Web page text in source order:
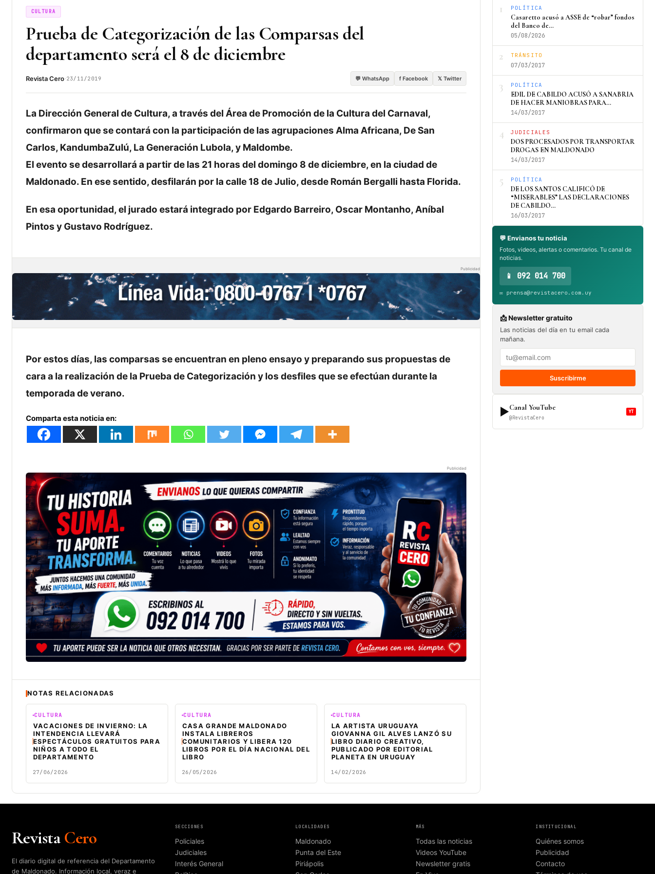
CULTURA
Prueba de Categorización de las Comparsas del
departamento será el 8 de diciembre
Revista Cero·23/11/2019 💬 WhatsApp f Facebook 𝕏 Twitter
La Dirección General de Cultura, a través del Área de Promoción de la Cultura del Carnaval,
confirmaron que se contará con la participación de las agrupaciones Alma Africana, De San
Carlos, KandumbaZulú, La Generación Lubola, y Maldombe.
El evento se desarrollará a partir de las 21 horas del domingo 8 de diciembre, en la ciudad de
Maldonado. En ese sentido, desfilarán por la calle 18 de Julio, desde Román Bergalli hasta Florida.
En esa oportunidad, el jurado estará integrado por Edgardo Barreiro, Oscar Montanho, Aníbal
Pintos y Gustavo Rodríguez.
Publicidad
Por estos días, las comparsas se encuentran en pleno ensayo y preparando sus propuestas de
cara a la realización de la Prueba de Categorización y los desfiles que se efectúan durante la
temporada de verano.
Comparta esta noticia en:
Publicidad
NOTAS RELACIONADAS
CULTURA
VACACIONES DE INVIERNO: LA
INTENDENCIA LLEVARÁ
ESPECTÁCULOS GRATUITOS PARA
NIÑOS A TODO EL
DEPARTAMENTO
27/06/2026
CULTURA
CASA GRANDE MALDONADO
INSTALA LIBREROS
COMUNITARIOS Y LIBERA 120
LIBROS POR EL DÍA NACIONAL DEL
LIBRO
26/05/2026
CULTURA
LA ARTISTA URUGUAYA
GIOVANNA GIL ALVES LANZÓ SU
LIBRO DIARIO CREATIVO,
PUBLICADO POR EDITORIAL
PLANETA EN URUGUAY
14/02/2026
1 POLÍTICA
Casaretto acusó a ASSE de “robar” fondos
del Banco de…
05/08/2026
2 TRÁNSITO
07/03/2017
3 POLÍTICA
EDIL DE CABILDO ACUSÓ A SANABRIA
DE HACER MANIOBRAS PARA…
14/03/2017
4 JUDICIALES
DOS PROCESADOS POR TRANSPORTAR
DROGAS EN MALDONADO
14/03/2017
5 POLÍTICA
DE LOS SANTOS CALIFICÓ DE
“MISERABLES” LAS DECLARACIONES
DE CABILDO…
16/03/2017
💬 Envianos tu noticia
Fotos, videos, alertas o comentarios. Tu canal de
noticias.
📱 092 014 700
✉️ prensa@revistacero.com.uy
📩 Newsletter gratuito
Las noticias del día en tu email cada
mañana.
Suscribirme
▶Canal YouTube
@RevistaCero
YT
RevistaCero
El diario digital de referencia del Departamento
de Maldonado. Información local, veraz e
SECCIONES
Policiales
Judiciales
Interés General
LOCALIDADES
Maldonado
Punta del Este
Piriápolis
MÁS
Todas las noticias
Videos YouTube
Newsletter gratis
INSTITUCIONAL
Quiénes somos
Publicidad
Contacto